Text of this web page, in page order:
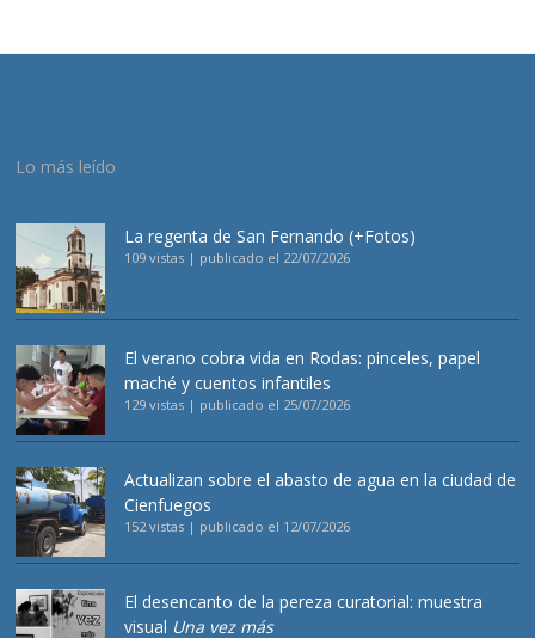
Lo más leído
La regenta de San Fernando (+Fotos)
109 vistas | publicado el 22/07/2026
El verano cobra vida en Rodas: pinceles, papel
maché y cuentos infantiles
129 vistas | publicado el 25/07/2026
Actualizan sobre el abasto de agua en la ciudad de
Cienfuegos
152 vistas | publicado el 12/07/2026
El desencanto de la pereza curatorial: muestra
visual Una vez más